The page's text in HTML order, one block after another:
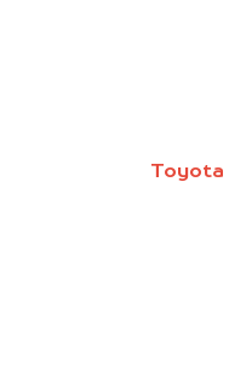
Toyota